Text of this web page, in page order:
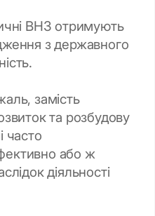
ВНЗ отримують
з державного
замість
та розбудову
часто
або ж
діяльності